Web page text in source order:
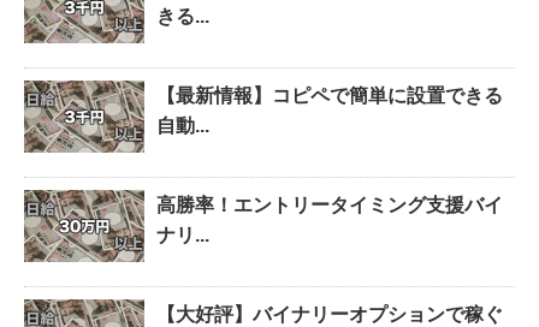
きる...
【最新情報】コピペで簡単に設置できる
自動...
高勝率！エントリータイミング支援バイ
ナリ...
【大好評】バイナリーオプションで稼ぐ